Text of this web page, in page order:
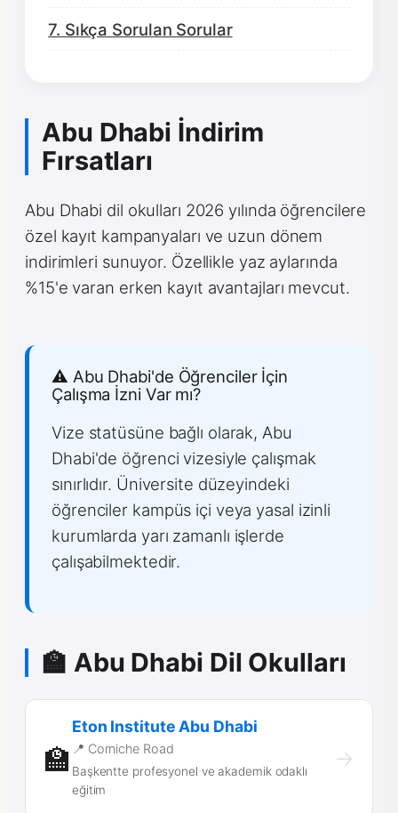
7. Sıkça Sorulan Sorular
Abu Dhabi İndirim
Fırsatları
Abu Dhabi dil okulları 2026 yılında öğrencilere
özel kayıt kampanyaları ve uzun dönem
indirimleri sunuyor. Özellikle yaz aylarında
%15'e varan erken kayıt avantajları mevcut.
⚠️ Abu Dhabi'de Öğrenciler İçin
Çalışma İzni Var mı?
Vize statüsüne bağlı olarak, Abu
Dhabi'de öğrenci vizesiyle çalışmak
sınırlıdır. Üniversite düzeyindeki
öğrenciler kampüs içi veya yasal izinli
kurumlarda yarı zamanlı işlerde
çalışabilmektedir.
🏫 Abu Dhabi Dil Okulları
🏫
Eton Institute Abu Dhabi
📍 Corniche Road
Başkentte profesyonel ve akademik odaklı
eğitim
→